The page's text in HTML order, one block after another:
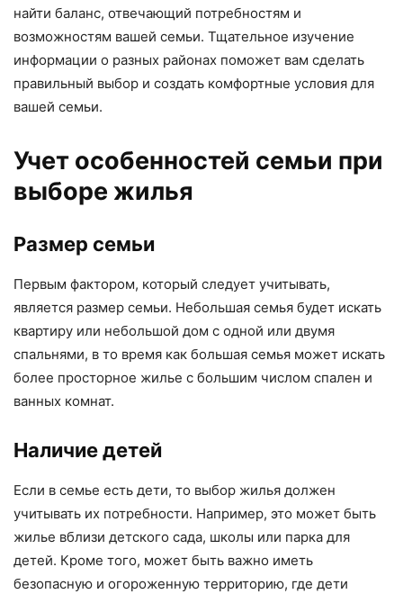
найти баланс, отвечающий потребностям и
возможностям вашей семьи. Тщательное изучение
информации о разных районах поможет вам сделать
правильный выбор и создать комфортные условия для
вашей семьи.
Учет особенностей семьи при
выборе жилья
Размер семьи
Первым фактором, который следует учитывать,
является размер семьи. Небольшая семья будет искать
квартиру или небольшой дом с одной или двумя
спальнями, в то время как большая семья может искать
более просторное жилье с большим числом спален и
ванных комнат.
Наличие детей
Если в семье есть дети, то выбор жилья должен
учитывать их потребности. Например, это может быть
жилье вблизи детского сада, школы или парка для
детей. Кроме того, может быть важно иметь
безопасную и огороженную территорию, где дети